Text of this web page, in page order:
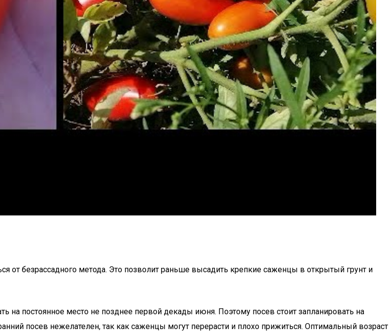
от безрассадного метода. Это позволит раньше высадить крепкие саженцы в открытый грунт и
на постоянное место не позднее первой декады июня. Поэтому посев стоит запланировать на
посев нежелателен, так как саженцы могут перерасти и плохо прижиться. Оптимальный возраст